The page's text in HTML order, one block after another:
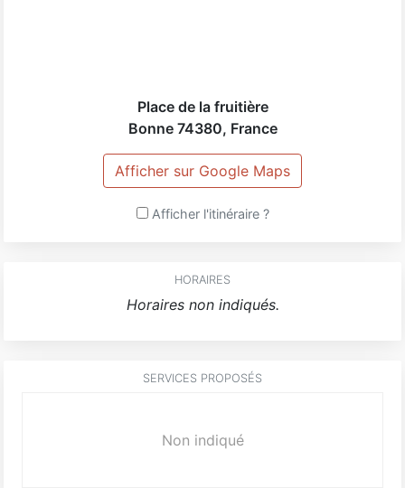
Place de la fruitière
Bonne 74380, France
Afficher sur Google Maps
Afficher l'itinéraire ?
HORAIRES
Horaires non indiqués.
SERVICES PROPOSÉS
Non indiqué